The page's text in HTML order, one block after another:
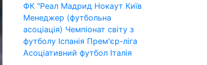
ФК "Реал Мадрид Нокаут Київ
Менеджер (футбольна
асоціація) Чемпіонат світу з
футболу Іспанія Прем'єр-ліга
Асоціативний футбол Італія